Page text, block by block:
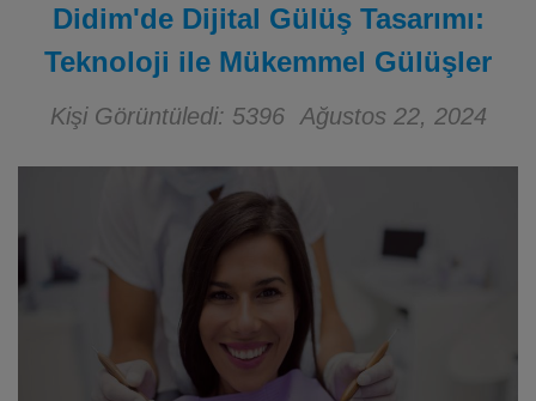
Didim'de Dijital Gülüş Tasarımı:
Teknoloji ile Mükemmel Gülüşler
Kişi Görüntüledi: 5396 Ağustos 22, 2024